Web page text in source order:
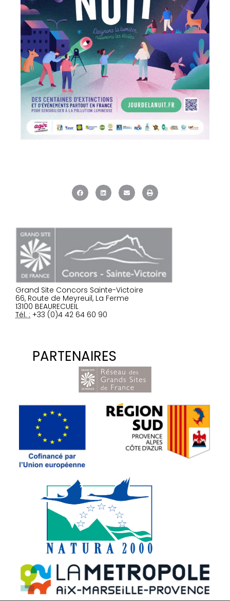
Grand Site Concors Sainte-Victoire
66, Route de Meyreuil, La Ferme
13100 BEAURECUEIL
Tél. : +33 (0)4 42 64 60 90
PARTENAIRES